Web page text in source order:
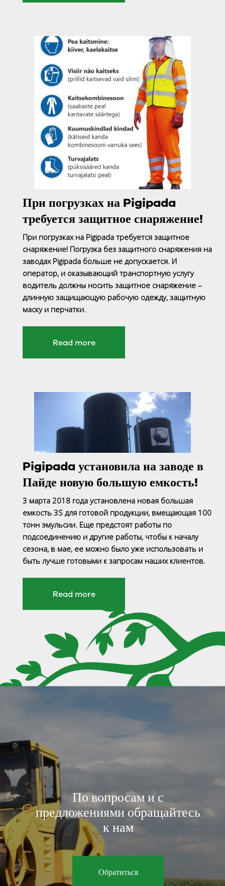
При погрузках на Pigipada
требуется защитное снаряжение!
При погрузках на Pigipada требуется защитное
снаряжение! Погрузка без защитного снаряжения на
заводах Pigipada больше не допускается. И
оператор, и оказывающий транспортную услугу
водитель должны носить защитное снаряжение –
длинную защищающую рабочую одежду, защитную
маску и перчатки.
Read more
Pigipada установила на заводе в
Пайде новую большую емкость!
3 марта 2018 года установлена новая большая
емкость 3S для готовой продукции, вмещающая 100
тонн эмульсии. Еще предстоят работы по
подсоединению и другие работы, чтобы к началу
сезона, в мае, ее можно было уже использовать и
быть лучше готовыми к запросам наших клиентов.
Read more
По вопросам и с
предложениями обращайтесь
к нам
Обратиться